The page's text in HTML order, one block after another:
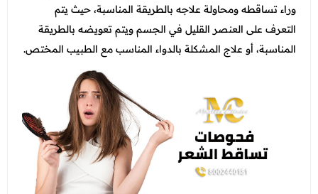
عروض الباطنة
عروض العظام
عروض العلاج الطبيعي
وراء تساقطه ومحاولة علاجه بالطريقة المناسبة، حيث يتم
التعرف على العنصر القليل في الجسم ويتم تعويضه بالطريقة
المناسبة، أو علاج المشكلة بالدواء المناسب مع الطبيب المختص.